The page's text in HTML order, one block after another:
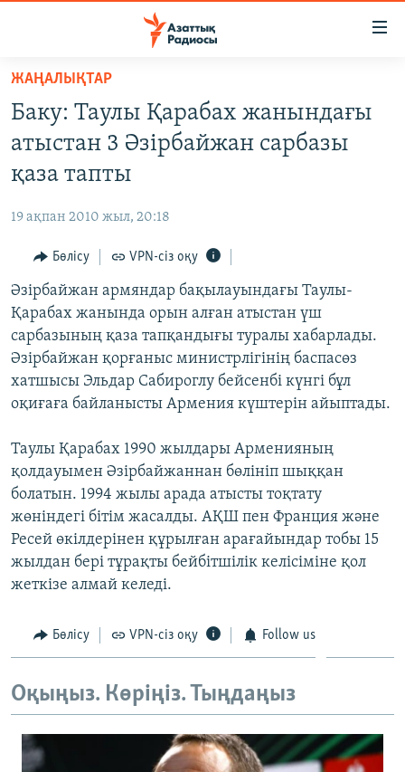
Skip
main
content
to
main
Search
САЯСАТ
АДАМ ҚҰҚЫҚТАРЫ
ӘЛЕУМЕТ
ӘЛЕМ
АРНАЙЫ ЖОБАЛАР
Русский
Басқа тілдерде
ЖАҢАЛЫҚТАР
Баку: Таулы Қарабах жанындағы
атыстан 3 Әзірбайжан сарбазы
қаза тапты
19 ақпан 2010 жыл, 20:18
Бөлісу VPN-сіз оқу
Әзірбайжан армяндар бақылауындағы Таулы-
Қарабах жанында орын алған атыстан үш
сарбазының қаза тапқандығы туралы хабарлады.
Әзірбайжан қорғаныс министрлігінің баспасөз
хатшысы Эльдар Сабироглу бейсенбі күнгі бұл
оқиғаға байланысты Армения күштерін айыптады.
Таулы Қарабах 1990 жылдары Арменияның
қолдауымен Әзірбайжаннан бөлініп шыққан
болатын. 1994 жылы арада атысты тоқтату
жөніндегі бітім жасалды. АҚШ пен Франция және
Ресей өкілдерінен құрылған арағайындар тобы 15
жылдан бері тұрақты бейбітшілік келісіміне қол
жеткізе алмай келеді.
Бөлісу VPN-сіз оқу Follow us
Оқыңыз. Көріңіз. Тыңдаңыз